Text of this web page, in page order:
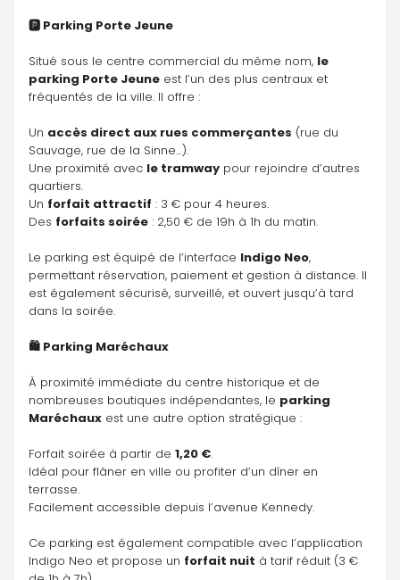
🅿️ Parking Porte Jeune
Situé sous le centre commercial du même nom, le
parking Porte Jeune est l’un des plus centraux et
fréquentés de la ville. Il offre :
Un accès direct aux rues commerçantes (rue du
Sauvage, rue de la Sinne…).
Une proximité avec le tramway pour rejoindre d’autres
quartiers.
Un forfait attractif : 3 € pour 4 heures.
Des forfaits soirée : 2,50 € de 19h à 1h du matin.
Le parking est équipé de l’interface Indigo Neo,
permettant réservation, paiement et gestion à distance. Il
est également sécurisé, surveillé, et ouvert jusqu’à tard
dans la soirée.
🛍️ Parking Maréchaux
À proximité immédiate du centre historique et de
nombreuses boutiques indépendantes, le parking
Maréchaux est une autre option stratégique :
Forfait soirée à partir de 1,20 €.
Idéal pour flâner en ville ou profiter d’un dîner en
terrasse.
Facilement accessible depuis l’avenue Kennedy.
Ce parking est également compatible avec l’application
Indigo Neo et propose un forfait nuit à tarif réduit (3 €